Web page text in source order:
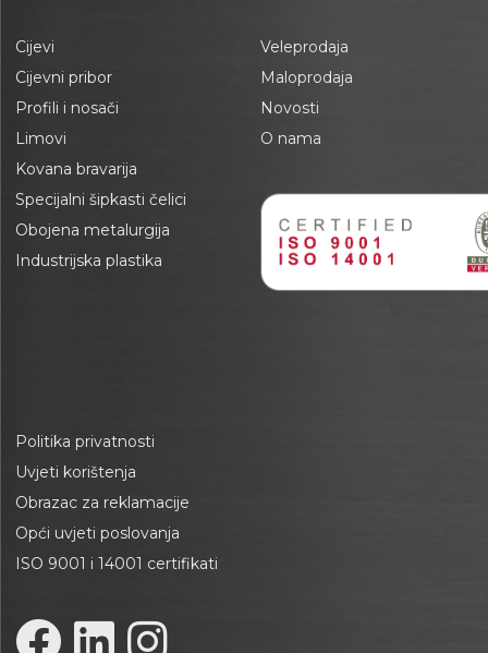
Cijevi
Cijevni pribor
Profili i nosači
Limovi
Kovana bravarija
Specijalni šipkasti čelici
Obojena metalurgija
Industrijska plastika
Veleprodaja
Maloprodaja
Novosti
O nama
Politika privatnosti
Uvjeti korištenja
Obrazac za reklamacije
Opći uvjeti poslovanja
ISO 9001 i 14001 certifikati